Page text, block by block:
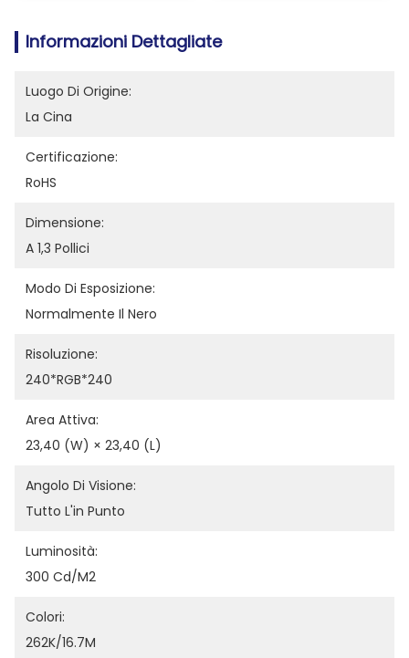
Informazioni Dettagliate
Luogo Di Origine:
La Cina
Certificazione:
RoHS
Dimensione:
A 1,3 Pollici
Modo Di Esposizione:
Normalmente Il Nero
Risoluzione:
240*RGB*240
Area Attiva:
23,40 (W) × 23,40 (L)
Angolo Di Visione:
Tutto L'in Punto
Luminosità:
300 Cd/m2
Colori:
262K/16.7M